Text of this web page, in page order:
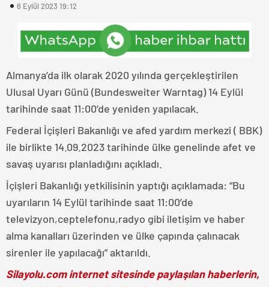
6 Eylül 2023 19:12
Almanya’da ilk olarak 2020 yılında gerçekleştirilen
Ulusal Uyarı Günü (Bundesweiter Warntag) 14 Eylül
tarihinde saat 11:00’de yeniden yapılacak.
Federal İçişleri Bakanlığı ve afed yardım merkezi ( BBK)
ile birlikte 14.09.2023 tarihinde ülke genelinde afet ve
savaş uyarısı planladığını açıkladı.
İçişleri Bakanlığı yetkilisinin yaptığı açıklamada: “Bu
uyarıların 14 Eylül tarihinde saat 11:00’de
televizyon,ceptelefonu,radyo gibi iletişim ve haber
alma kanalları üzerinden ve ülke çapında çalınacak
sirenler ile yapılacağı” aktarıldı.
Silayolu.com internet sitesinde paylaşılan haberlerin,